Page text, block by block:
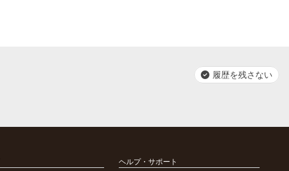
履歴を残さない
ヘルプ・サポート